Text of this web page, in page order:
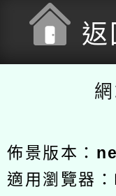
返
佈景版本：
適用瀏覽器